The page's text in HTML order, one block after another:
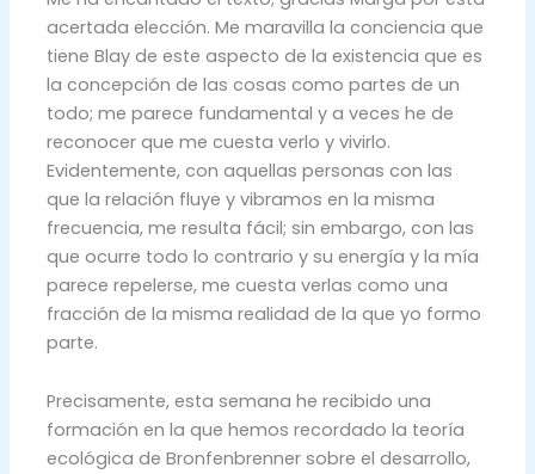
acertada elección. Me maravilla la conciencia que
tiene Blay de este aspecto de la existencia que es
la concepción de las cosas como partes de un
todo; me parece fundamental y a veces he de
reconocer que me cuesta verlo y vivirlo.
Evidentemente, con aquellas personas con las
que la relación fluye y vibramos en la misma
frecuencia, me resulta fácil; sin embargo, con las
que ocurre todo lo contrario y su energía y la mía
parece repelerse, me cuesta verlas como una
fracción de la misma realidad de la que yo formo
parte.
Precisamente, esta semana he recibido una
formación en la que hemos recordado la teoría
ecológica de Bronfenbrenner sobre el desarrollo,